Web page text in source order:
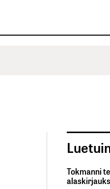
Tokmanni